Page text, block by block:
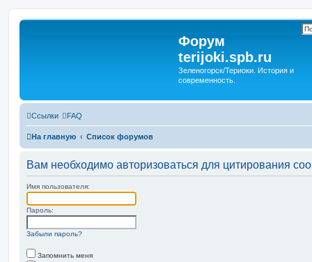
Форум
terijoki.spb.ru
Зеленогорск/Териоки. История и
современность.
Ссылки FAQ
На главную Список форумов
Вам необходимо авторизоваться для цитирования
Имя пользователя:
Пароль:
Забыли пароль?
Запомнить меня